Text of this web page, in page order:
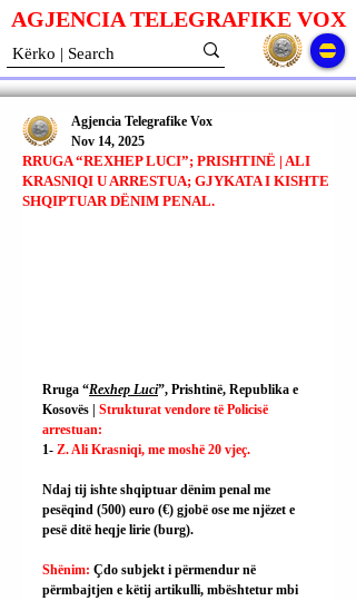
AGJENCIA TELEGRAFIKE VOX
RRUGA “REXHEP LUCI”; PRISHTINË | ALI
KRASNIQI U ARRESTUA; GJYKATA I KISHTE
SHQIPTUAR DËNIM PENAL.
Agjencia Telegrafike Vox
Nov 14, 2025
Rruga “Rexhep Luci”, Prishtinë, Republika e
Kosovës | Strukturat vendore të Policisë
arrestuan:
1- Z. Ali Krasniqi, me moshë 20 vjeç.
Ndaj tij ishte shqiptuar dënim penal me
pesëqind (500) euro (€) gjobë ose me njëzet e
pesë ditë heqje lirie (burg).
Shënim: Çdo subjekt i përmendur në
përmbajtjen e këtij artikulli, mbështetur mbi